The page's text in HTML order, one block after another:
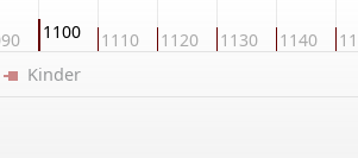
1100 1110 1120 1130 1140
Kinder